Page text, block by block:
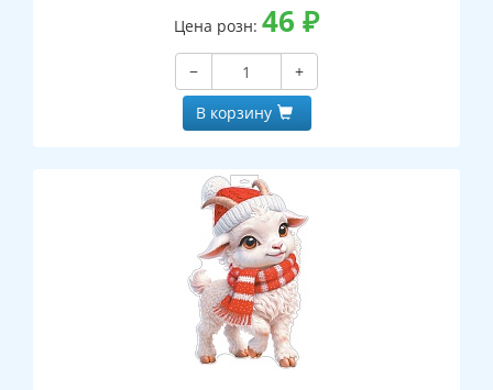
Цена розн: 46 ₽
−
+
В корзину